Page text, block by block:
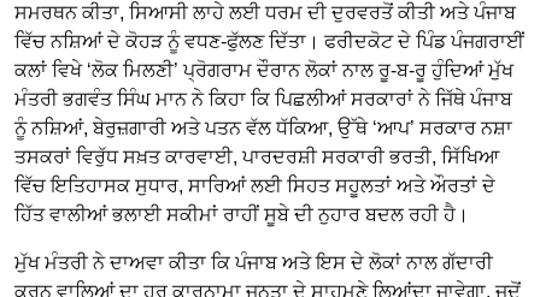
ਸਮਰਥਨ ਕੀਤਾ, ਸਿਆਸੀ ਲਾਹੇ ਲਈ ਧਰਮ ਦੀ ਦੁਰਵਰਤੋਂ ਕੀਤੀ ਅਤੇ ਪੰਜਾਬ
ਵਿੱਚ ਨਸ਼ਿਆਂ ਦੇ ਕੋਹੜ ਨੂੰ ਵਧਣ-ਫੁੱਲਣ ਦਿੱਤਾ। ਫਰੀਦਕੋਟ ਦੇ ਪਿੰਡ ਪੰਜਗਰਾਈਂ
ਕਲਾਂ ਵਿਖੇ ‘ਲੋਕ ਮਿਲਣੀ’ ਪ੍ਰੋਗਰਾਮ ਦੌਰਾਨ ਲੋਕਾਂ ਨਾਲ ਰੂ-ਬ-ਰੂ ਹੁੰਦਿਆਂ ਮੁੱਖ
ਮੰਤਰੀ ਭਗਵੰਤ ਸਿੰਘ ਮਾਨ ਨੇ ਕਿਹਾ ਕਿ ਪਿਛਲੀਆਂ ਸਰਕਾਰਾਂ ਨੇ ਜਿੱਥੇ ਪੰਜਾਬ
ਨੂੰ ਨਸ਼ਿਆਂ, ਬੇਰੁਜ਼ਗਾਰੀ ਅਤੇ ਪਤਨ ਵੱਲ ਧੱਕਿਆ, ਉੱਥੇ ‘ਆਪ’ ਸਰਕਾਰ ਨਸ਼ਾ
ਤਸਕਰਾਂ ਵਿਰੁੱਧ ਸਖ਼ਤ ਕਾਰਵਾਈ, ਪਾਰਦਰਸ਼ੀ ਸਰਕਾਰੀ ਭਰਤੀ, ਸਿੱਖਿਆ
ਵਿੱਚ ਇਤਿਹਾਸਕ ਸੁਧਾਰ, ਸਾਰਿਆਂ ਲਈ ਸਿਹਤ ਸਹੂਲਤਾਂ ਅਤੇ ਔਰਤਾਂ ਦੇ
ਹਿੱਤ ਵਾਲੀਆਂ ਭਲਾਈ ਸਕੀਮਾਂ ਰਾਹੀਂ ਸੂਬੇ ਦੀ ਨੁਹਾਰ ਬਦਲ ਰਹੀ ਹੈ।
ਮੁੱਖ ਮੰਤਰੀ ਨੇ ਦਾਅਵਾ ਕੀਤਾ ਕਿ ਪੰਜਾਬ ਅਤੇ ਇਸ ਦੇ ਲੋਕਾਂ ਨਾਲ ਗੱਦਾਰੀ
ਕਰਨ ਵਾਲਿਆਂ ਦਾ ਹਰ ਕਾਰਨਾਮਾ ਜਨਤਾ ਦੇ ਸਾਹਮਣੇ ਲਿਆਂਦਾ ਜਾਵੇਗਾ, ਜਦੋਂ